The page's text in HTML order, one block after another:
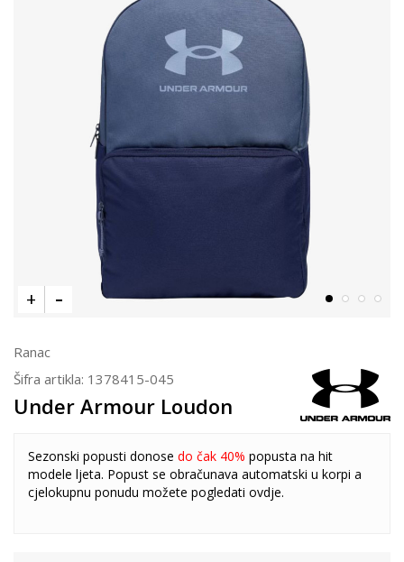
Ranac
Šifra artikla: 1378415-045
Under Armour Loudon
Sezonski popusti donose do čak 40% popusta na hit
modele ljeta. Popust se obračunava automatski u korpi a
cjelokupnu ponudu možete pogledati ovdje.